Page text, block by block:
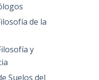
de la
y
Suelos del